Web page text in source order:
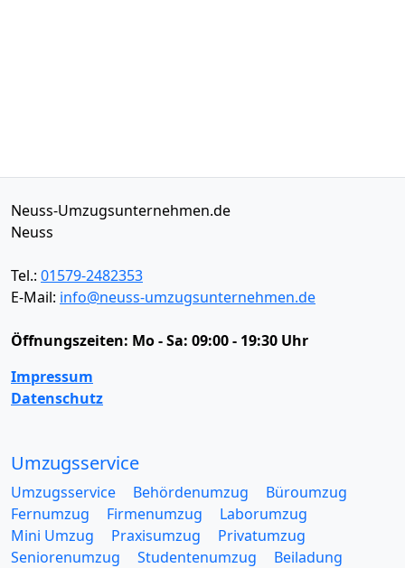
Neuss-Umzugsunternehmen.de
Neuss
Tel.: 01579-2482353
E-Mail: info@neuss-umzugsunternehmen.de
Öffnungszeiten: Mo - Sa: 09:00 - 19:30 Uhr
Impressum
Datenschutz
Umzugsservice
Umzugsservice Behördenumzug
Büroumzug
Fernumzug
Firmenumzug
Laborumzug
Mini Umzug
Praxisumzug
Privatumzug
Seniorenumzug
Studentenumzug
Beiladung